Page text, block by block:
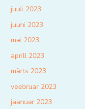
juuli 2023
juuni 2023
mai 2023
aprill 2023
märts 2023
veebruar 2023
jaanuar 2023